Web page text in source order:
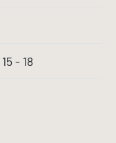
15 - 18